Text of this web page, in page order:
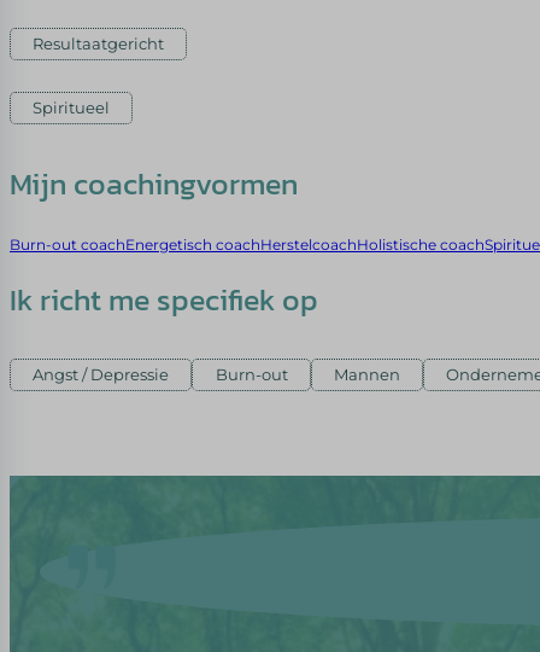
Resultaatgericht
Spiritueel
Mijn coachingvormen
Burn-out coachEnergetisch coachHerstelcoachHolistische coach
Ik richt me specifiek op
Angst / Depressie Burn-out Mannen